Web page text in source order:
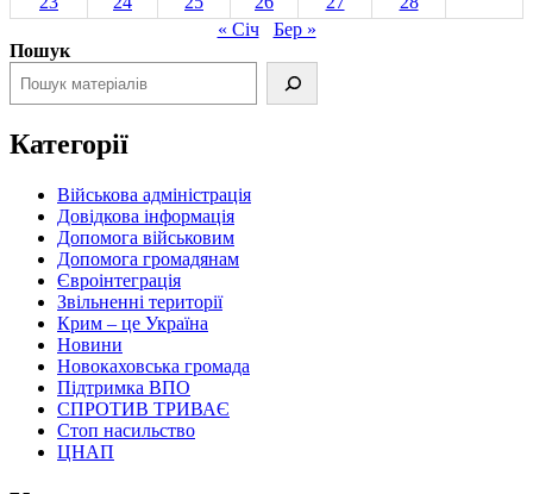
« Січ
Бер »
Пошук
Категорії
Військова адміністрація
Довідкова інформація
Допомога військовим
Допомога громадянам
Євроінтеграція
Звільненні території
Крим – це Україна
Новини
Новокаховська громада
Підтримка ВПО
СПРОТИВ ТРИВАЄ
Стоп насильство
ЦНАП